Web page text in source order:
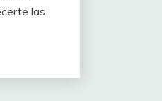
las